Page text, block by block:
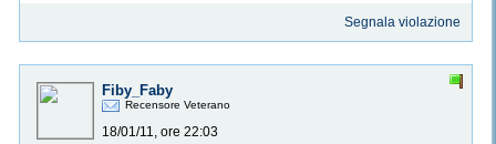
Segnala violazione
Fiby_Faby
Recensore Veterano
18/01/11, ore 22:03